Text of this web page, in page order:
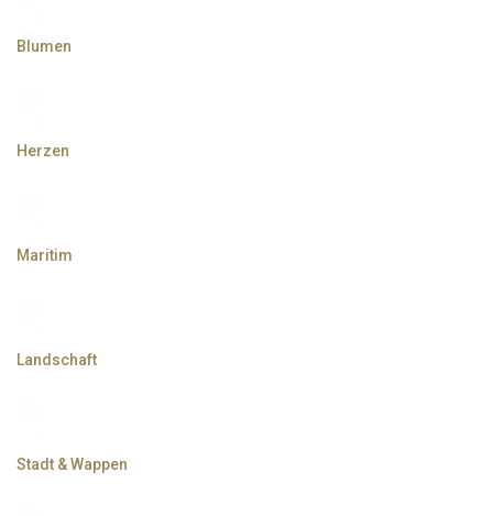
Blumen
Herzen
Maritim
Landschaft
Stadt & Wappen